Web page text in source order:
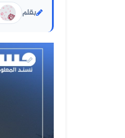
بقلم